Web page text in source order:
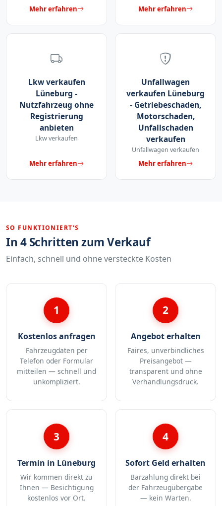
Mehr erfahren
Mehr erfahren
Lkw verkaufen
Lüneburg -
Nutzfahrzeug ohne
Registrierung
anbieten
Lkw verkaufen
Mehr erfahren
Unfallwagen
verkaufen Lüneburg
- Getriebeschaden,
Motorschaden,
Unfallschaden
verkaufen
Unfallwagen verkaufen
Mehr erfahren
SO FUNKTIONIERT'S
In 4 Schritten zum Verkauf
Einfach, schnell und ohne versteckte Kosten
1
Kostenlos anfragen
Fahrzeugdaten per
Telefon oder Formular
mitteilen — schnell und
unkompliziert.
2
Angebot erhalten
Faires, unverbindliches
Preisangebot —
transparent und ohne
Verhandlungsdruck.
3
Termin in Lüneburg
Wir kommen direkt zu
Ihnen — Besichtigung
kostenlos vor Ort.
4
Sofort Geld erhalten
Barzahlung direkt bei
der Fahrzeugübergabe
— kein Warten.